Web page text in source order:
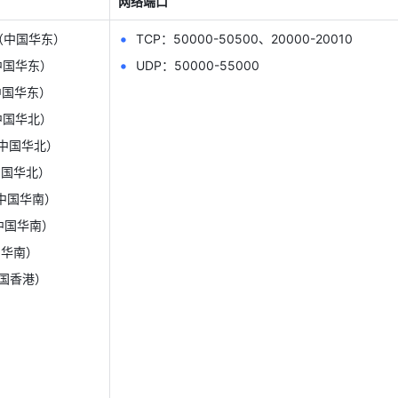
国华东）
华东）
华东）
华北）
国华北）
华北）
国华南）
华南）
南）
香港）
TCP：50000-50500、20000-20010
UDP：50000-55000